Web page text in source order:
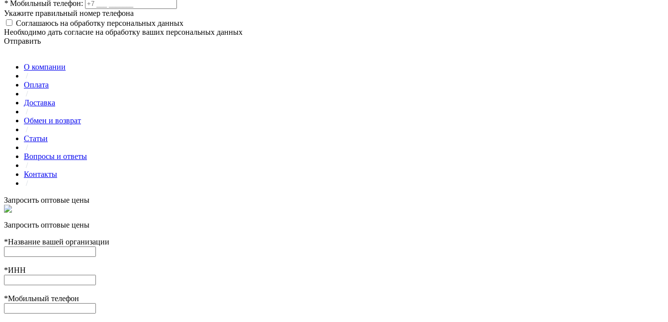
* Мобильный телефон:
Укажите правильный номер телефона
Соглашаюсь на обработку персональных данных
Необходимо дать согласие на обработку ваших персональных данных
Отправить
О компании
/
Оплата
/
Доставка
/
Обмен и возврат
/
Статьи
/
Вопросы и ответы
/
Контакты
/
Запросить оптовые цены
Запросить оптовые цены
*Название вашей организации
*ИНН
*Мобильный телефон